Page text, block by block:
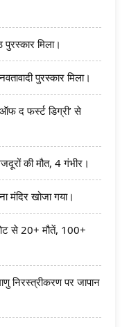
पुरस्कार मिला।
पुरस्कार मिला।
द फर्स्ट डिग्री’ से
की मौत, 4 गंभीर।
मंदिर खोजा गया।
से 20+ मौतें, 100+
निरस्त्रीकरण पर जापान